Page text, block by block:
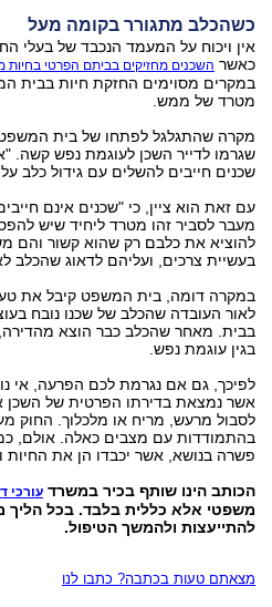
כשהכלב מתגורר בקומה מעל
אין ויכוח על המעמד הנכבד של בעלי
כאשר השכנים מחזיקים בביתם הפרטי בחיות
במקרים מסוימים החזקת חיות בבית
מטרד של ממש.
מקרה שהתגלגל לפתחו של בית
שגרמו לדייר השכן לעוגמת נפש קשה.
שכנים חייבים להשלים עם גידול כלב על
עם זאת הוא ציין, כי "שכנים אינם
מעבר לסביר זהו מטרד ליחיד שיש
להוציא את כלבם רק שהוא קשור והם
בעשיית צרכים, ועליהם לדאוג שהכלב
במקרה דומה, בית המשפט קיבל את
לאור העובדה שהכלב של שכנו נובח
בגין עוגמת נפש.
לפיכך, גם אם נגרמת לכם הפרעה, אי
אשר נמצאת בדירתו הפרטית של השכן
לסבול מרעש, מריח או מלכלוך. החוק
בהתמודדות עם מצבים כאלה. אולם,
פשרה בנושא, אשר יכבדו הן את החיות
הכותב הינו שותף בכיר במשרד עורכי
משפטי אלא כללית בלבד. בכל הליך
להתייעצות ולהמשך הטיפול.
מצאתם טעות בכתבה? כתבו לנו